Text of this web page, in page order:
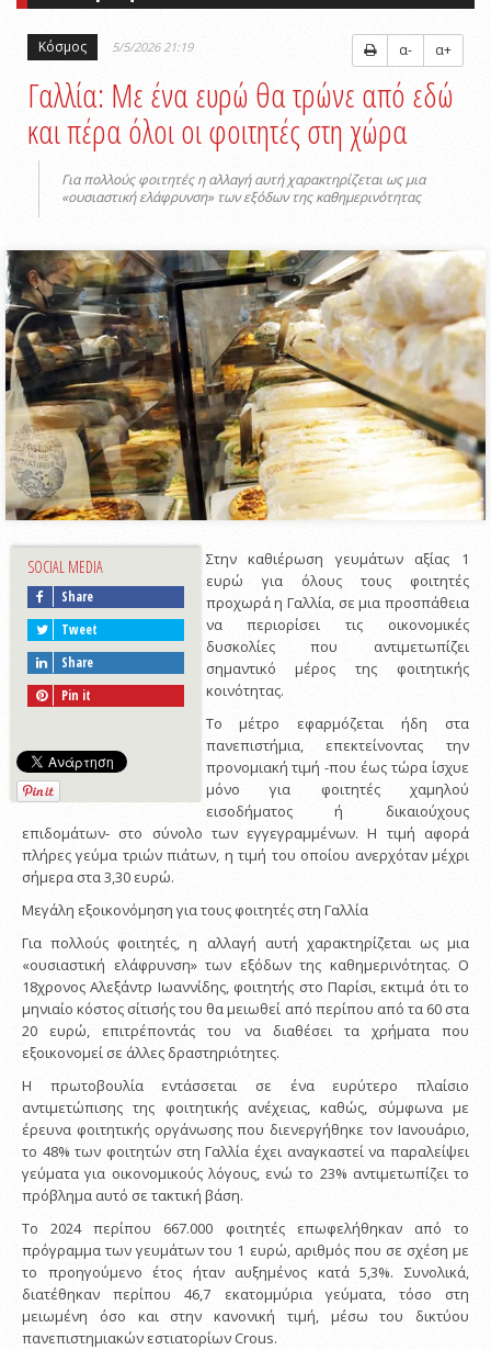
Κόσμος 5/5/2026 21:19 α- α+
Γαλλία: Με ένα ευρώ θα τρώνε από εδώ
και πέρα όλοι οι φοιτητές στη χώρα
Για πολλούς φοιτητές η αλλαγή αυτή χαρακτηρίζεται ως μια
«ουσιαστική ελάφρυνση» των εξόδων της καθημερινότητας
SOCIAL MEDIA
Share
Tweet
Share
Pin it
Στην καθιέρωση γευμάτων αξίας 1
ευρώ για όλους τους φοιτητές
προχωρά η Γαλλία, σε μια προσπάθεια
να περιορίσει τις οικονομικές
δυσκολίες που αντιμετωπίζει
σημαντικό μέρος της φοιτητικής
κοινότητας.
Το μέτρο εφαρμόζεται ήδη στα
πανεπιστήμια, επεκτείνοντας την
προνομιακή τιμή -που έως τώρα ίσχυε
μόνο για φοιτητές χαμηλού
εισοδήματος ή δικαιούχους
επιδομάτων- στο σύνολο των εγγεγραμμένων. Η τιμή αφορά
πλήρες γεύμα τριών πιάτων, η τιμή του οποίου ανερχόταν μέχρι
σήμερα στα 3,30 ευρώ.
Μεγάλη εξοικονόμηση για τους φοιτητές στη Γαλλία
Για πολλούς φοιτητές, η αλλαγή αυτή χαρακτηρίζεται ως μια
«ουσιαστική ελάφρυνση» των εξόδων της καθημερινότητας. Ο
18χρονος Αλεξάντρ Ιωαννίδης, φοιτητής στο Παρίσι, εκτιμά ότι το
μηνιαίο κόστος σίτισής του θα μειωθεί από περίπου από τα 60 στα
20 ευρώ, επιτρέποντάς του να διαθέσει τα χρήματα που
εξοικονομεί σε άλλες δραστηριότητες.
Η πρωτοβουλία εντάσσεται σε ένα ευρύτερο πλαίσιο
αντιμετώπισης της φοιτητικής ανέχειας, καθώς, σύμφωνα με
έρευνα φοιτητικής οργάνωσης που διενεργήθηκε τον Ιανουάριο,
το 48% των φοιτητών στη Γαλλία έχει αναγκαστεί να παραλείψει
γεύματα για οικονομικούς λόγους, ενώ το 23% αντιμετωπίζει το
πρόβλημα αυτό σε τακτική βάση.
Το 2024 περίπου 667.000 φοιτητές επωφελήθηκαν από το
πρόγραμμα των γευμάτων του 1 ευρώ, αριθμός που σε σχέση με
το προηγούμενο έτος ήταν αυξημένος κατά 5,3%. Συνολικά,
διατέθηκαν περίπου 46,7 εκατομμύρια γεύματα, τόσο στη
μειωμένη όσο και στην κανονική τιμή, μέσω του δικτύου
πανεπιστημιακών εστιατορίων Crous.